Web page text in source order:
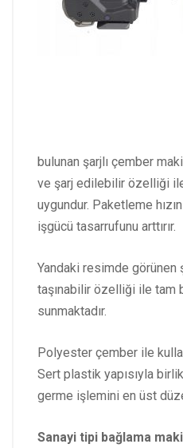
bulunan şarjlı çember
ve şarj edilebilir özelliği
uygundur. Paketleme
işgücü tasarrufunu arttırır.
Yandaki resimde görünen
taşınabilir özelliği ile tam
sunmaktadır.
Polyester çember ile
Sert plastik yapısıyla
germe işlemini en üst
Sanayi tipi bağlama